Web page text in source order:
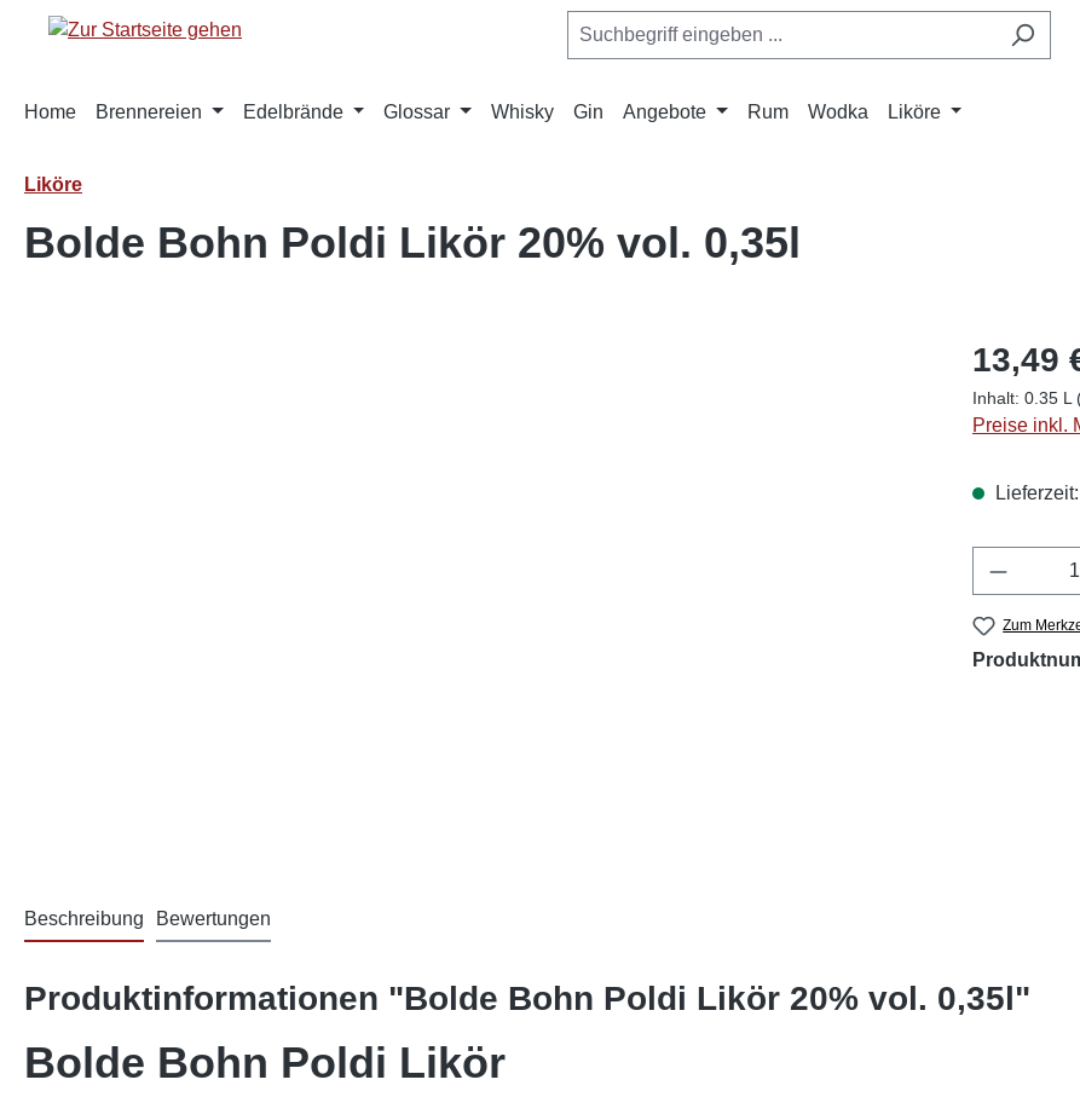
Zur Hauptnavigation springen
Home Brennereien Edelbrände Glossar Whisky Gin Angebote Rum Wodka Liköre
Liköre
Bolde Bohn Poldi Likör 20% vol. 0,35l
13,49
Inhalt: 0.35 L
Preise inkl.
Zum
Beschreibung Bewertungen
Produktinformationen "Bolde Bohn Poldi Likör 20% vol. 0,35l"
Bolde Bohn Poldi Likör